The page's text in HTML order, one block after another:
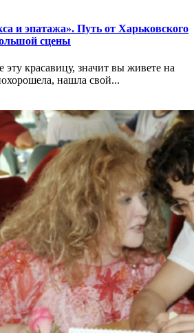
и эпатажа». Путь от Харьковского
сцены
эту красавицу, значит вы живете на
нашла свой...